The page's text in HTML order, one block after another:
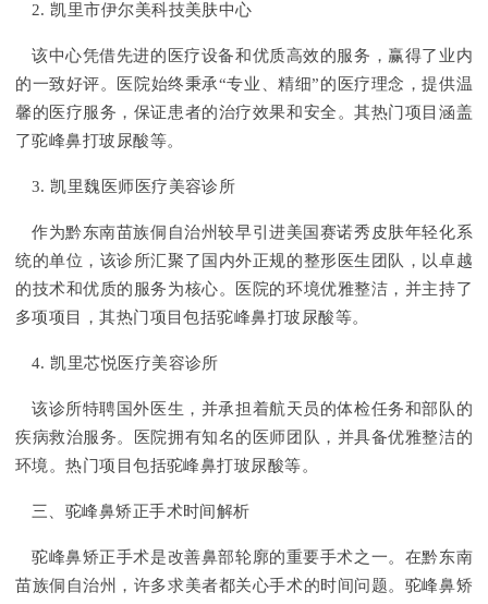
2. 凯里市伊尔美科技美肤中心
该中心凭借先进的医疗设备和优质高效的服务，赢得了业内
的一致好评。医院始终秉承“专业、精细”的医疗理念，提供温
馨的医疗服务，保证患者的治疗效果和安全。其热门项目涵盖
了驼峰鼻打玻尿酸等。
3. 凯里魏医师医疗美容诊所
作为黔东南苗族侗自治州较早引进美国赛诺秀皮肤年轻化系
统的单位，该诊所汇聚了国内外正规的整形医生团队，以卓越
的技术和优质的服务为核心。医院的环境优雅整洁，并主持了
多项项目，其热门项目包括驼峰鼻打玻尿酸等。
4. 凯里芯悦医疗美容诊所
该诊所特聘国外医生，并承担着航天员的体检任务和部队的
疾病救治服务。医院拥有知名的医师团队，并具备优雅整洁的
环境。热门项目包括驼峰鼻打玻尿酸等。
三、驼峰鼻矫正手术时间解析
驼峰鼻矫正手术是改善鼻部轮廓的重要手术之一。在黔东南
苗族侗自治州，许多求美者都关心手术的时间问题。驼峰鼻矫